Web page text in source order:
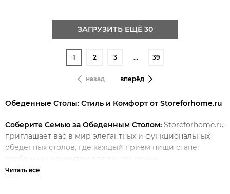
ЗАГРУЗИТЬ ЕЩЁ 30
назад
1 2 3 … 39
вперёд
Обеденные Столы: Стиль и Комфорт от Storeforhome.ru
Соберите Семью за Обеденным Столом: Storeforhome.ru
приглашает вас в мир элегантных и функциональных
обеденных столов, где каждый прием пищи станет
особенным моментом для вашей семьи.